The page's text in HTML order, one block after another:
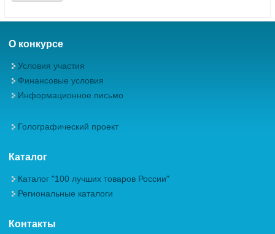
О конкурсе
Условия участия
Финансовые условия
Информационное письмо
Голографический проект
Каталог
Каталог "100 лучших товаров России"
Региональные каталоги
Контакты